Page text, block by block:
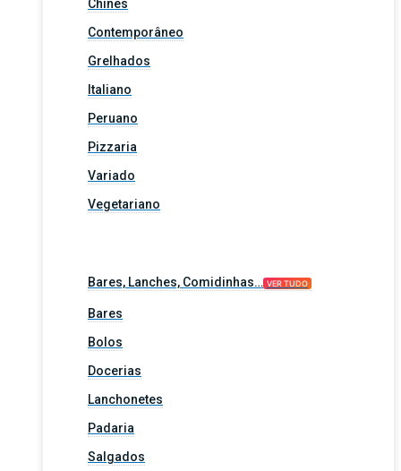
Chinês
Contemporâneo
Grelhados
Italiano
Peruano
Pizzaria
Variado
Vegetariano
Bares, Lanches, Comidinhas… VER TUDO
Bares
Bolos
Docerias
Lanchonetes
Padaria
Salgados